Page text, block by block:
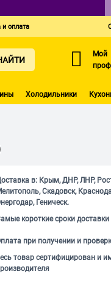
и оплата
Мой
Холодильники
в: Крым, ДНР, ЛНР,
Скадовск,
Геническ.
короткие сроки доставки
при получении и
товар сертифицирован и